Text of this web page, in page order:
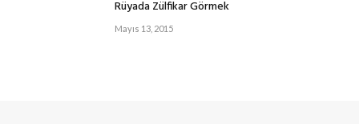
Rüyada Zülfikar Görmek
Mayıs 13, 2015